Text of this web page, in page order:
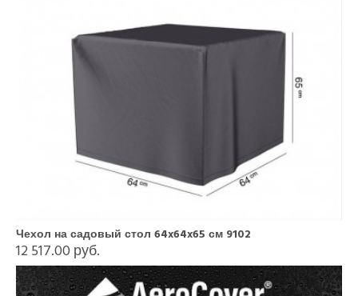
Чехол на садовый стол 64x64x65 см 9102
12 517.00 руб.